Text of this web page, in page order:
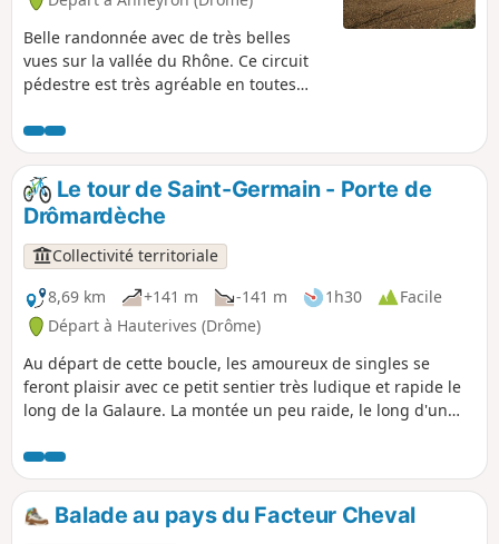
Belle randonnée avec de très belles
vues sur la vallée du Rhône. Ce circuit
pédestre est très agréable en toutes
une opportunité pour les ramasseurs de
champignons. A TOUS LES
RANDONNEURS (SES) QUI PARCOURENT
MES RANDONNEES vous pouvez mettre
des photos en indiquant l'emplacement
sur le circuit.
Le tour de Saint-Germain - Porte de
Drômardèche
Collectivité territoriale
8,69 km
+141 m -141 m 1h30
Facile
Départ à Hauterives (Drôme)
Au départ de cette boucle, les amoureux de singles se
feront plaisir avec ce petit sentier très ludique et rapide le
long de la Galaure. La montée un peu raide, le long d'un
vous profiterez d'une superbe vue sur la vallée de la
Galaure. La descente sur Hauterives, dans les bois, vous
donnera des frissons !
Balade au pays du Facteur Cheval